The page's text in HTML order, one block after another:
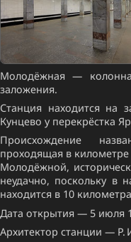
Молодёжная —
заложения.
Станция находится на
Кунцево у перекрёстка
Происхождение
проходящая в километре
Молодёжной,
неудачно, поскольку в
находится в 10
Дата открытия — 5 июля
Архитектор станции — Р.